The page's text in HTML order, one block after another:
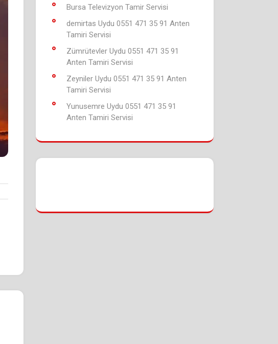
Bursa Televizyon Tamir Servisi
demirtas Uydu 0551 471 35 91 Anten
Tamiri Servisi
Zümrütevler Uydu 0551 471 35 91
Anten Tamiri Servisi
Zeyniler Uydu 0551 471 35 91 Anten
Tamiri Servisi
Yunusemre Uydu 0551 471 35 91
Anten Tamiri Servisi